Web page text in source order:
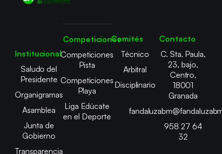
Institucional
Saludo del
Presidente
Organigramas
Asamblea
Junta de
Gobierno
Transparencia
Competiciones
Competiciones
Pista
Competiciones
Playa
Liga Edúcate
en el Deporte
Comités
Técnico
Arbitral
Disciplinario
Contacto
C. Sta. Paula,
23, bajo,
Centro,
18001
Granada
958 27 64
32